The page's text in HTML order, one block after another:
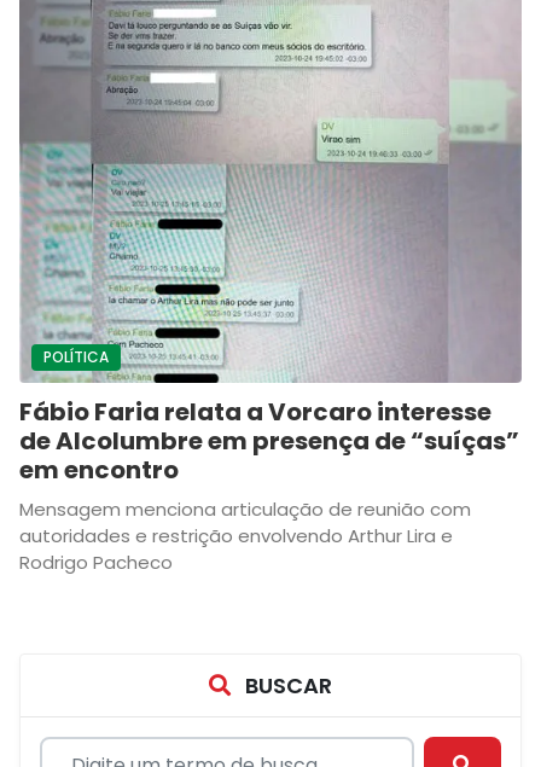
POLÍTICA
Fábio Faria relata a Vorcaro interesse
de Alcolumbre em presença de “suíças”
em encontro
Mensagem menciona articulação de reunião com
autoridades e restrição envolvendo Arthur Lira e
Rodrigo Pacheco
BUSCAR